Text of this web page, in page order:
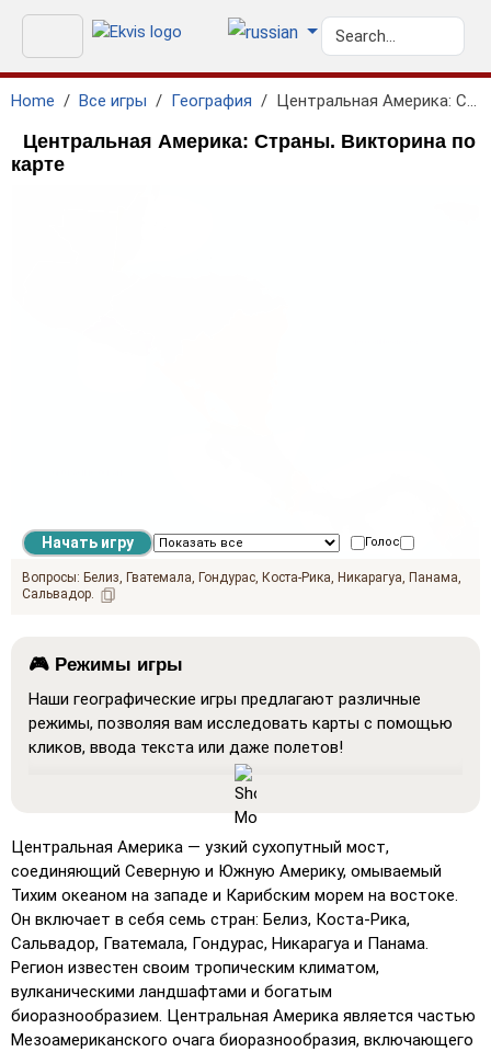
Home Все игры География Центральная Америка: Страны
Центральная Америка: Страны. Викторина по
карте
Голос
Вопросы: Белиз Гватемала Гондурас Коста-Рика Никарагуа
Панама
Сальвадор
🎮 Режимы игры
Наши географические игры предлагают различные
режимы, позволяя вам исследовать карты с помощью
кликов, ввода текста или даже полетов!
: Режим обучения, в котором все
местоположения отображаются на карте, облегчая
Отгадывать (очень легко): Работает как
'Отгадывать', но при наведении курсора на место
отображается его название.
Отгадывать (легкий): Похоже на 'Отгадывать', но
выделяются три возможных местоположения для
упрощения выбора.
Отгадывать: Кликните точно по указанному месту.
Центральная Америка — узкий сухопутный мост,
соединяющий Северную и Южную Америку, омываемый
Тихим океаном на западе и Карибским морем на востоке.
Он включает в себя семь стран: Белиз, Коста-Рика,
Сальвадор, Гватемала, Гондурас, Никарагуа и Панама.
Регион известен своим тропическим климатом,
вулканическими ландшафтами и богатым
биоразнообразием. Центральная Америка является частью
Мезоамериканского очага биоразнообразия, включающего